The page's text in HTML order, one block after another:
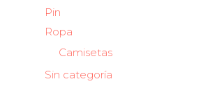
Pin
Ropa
Camisetas
Sin categoría